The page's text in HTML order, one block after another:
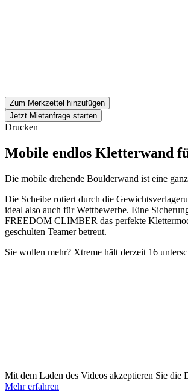
Zum Merkzettel hinzufügen
Jetzt Mietanfrage starten
Drucken
Mobile endlos Kletterwand
Die mobile drehende Boulderwand ist eine
Die Scheibe rotiert durch die
ideal also auch für Wettbewerbe. Eine
FREEDOM CLIMBER das perfekte
geschulten Teamer betreut.
Sie wollen mehr? Xtreme hält derzeit 16
Mit dem Laden des Videos akzeptieren Sie die
Mehr erfahren